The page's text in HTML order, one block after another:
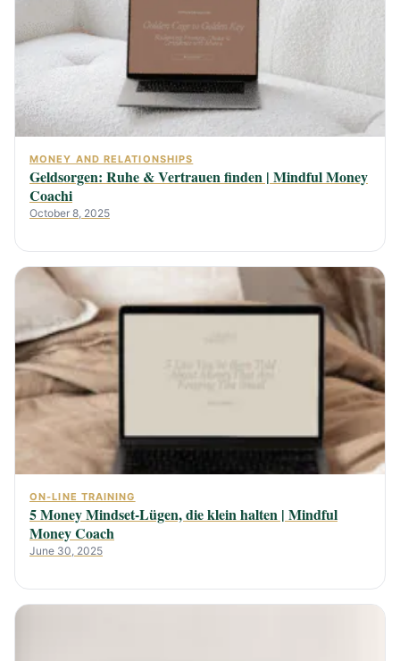
MONEY AND RELATIONSHIPS
Geldsorgen: Ruhe & Vertrauen finden | Mindful Money
Coachi
October 8, 2025
ON-LINE TRAINING
5 Money Mindset-Lügen, die klein halten | Mindful
Money Coach
June 30, 2025